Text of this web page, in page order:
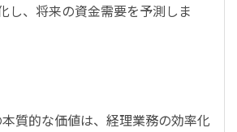
し、将来の資金需要を予測しま
質的な価値は、経理業務の効率化